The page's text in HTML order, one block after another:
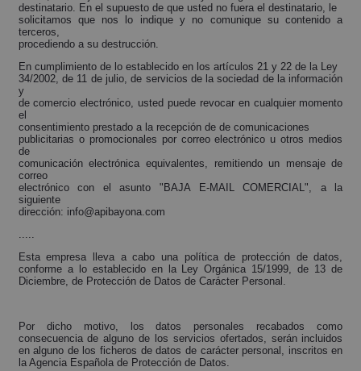
destinatario. En el supuesto de que usted no fuera el destinatario, le
solicitamos que nos lo indique y no comunique su contenido a
terceros,
procediendo a su destrucción.
En cumplimiento de lo establecido en los artículos 21 y 22 de la Ley
34/2002, de 11 de julio, de servicios de la sociedad de la información
y
de comercio electrónico, usted puede revocar en cualquier momento
el
consentimiento prestado a la recepción de de comunicaciones
publicitarias o promocionales por correo electrónico u otros medios
de
comunicación electrónica equivalentes, remitiendo un mensaje de
correo
electrónico con el asunto "BAJA E-MAIL COMERCIAL", a la
siguiente
dirección: info@apibayona.com
Esta empresa lleva a cabo una política de protección de datos,
conforme a lo establecido en la Ley Orgánica 15/1999, de 13 de
Diciembre, de Protección de Datos de Carácter Personal.
Por dicho motivo, los datos personales recabados como
consecuencia de alguno de los servicios ofertados, serán incluidos
en alguno de los ficheros de datos de carácter personal, inscritos en
la Agencia Española de Protección de Datos.